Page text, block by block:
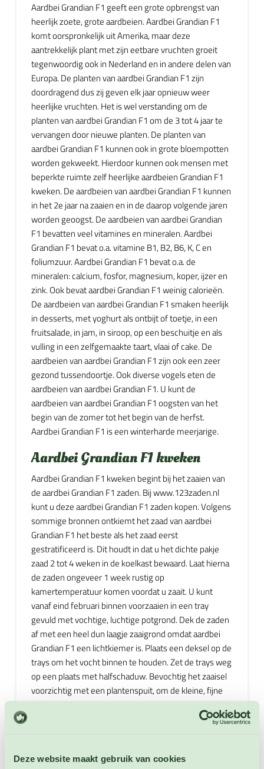
Deze website maakt gebruik van cookies
Aardbei Grandian F1 geeft een grote opbrengst van
heerlijk zoete, grote aardbeien. Aardbei Grandian F1
komt oorspronkelijk uit Amerika, maar deze
aantrekkelijk plant met zijn eetbare vruchten groeit
tegenwoordig ook in Nederland en in andere delen van
Europa. De planten van aardbei Grandian F1 zijn
doordragend dus zij geven elk jaar opnieuw weer
heerlijke vruchten. Het is wel verstanding om de
planten van aardbei Grandian F1 om de 3 tot 4 jaar te
vervangen door nieuwe planten. De planten van
aardbei Grandian F1 kunnen ook in grote bloempotten
worden gekweekt. Hierdoor kunnen ook mensen met
beperkte ruimte zelf heerlijke aardbeien Grandian F1
kweken. De aardbeien van aardbei Grandian F1 kunnen
in het 2e jaar na zaaien en in de daarop volgende jaren
worden geoogst. De aardbeien van aardbei Grandian
F1 bevatten veel vitamines en mineralen. Aardbei
Grandian F1 bevat o.a. vitamine B1, B2, B6, K, C en
foliumzuur. Aardbei Grandian F1 bevat o.a. de
mineralen: calcium, fosfor, magnesium, koper, ijzer en
zink. Ook bevat aardbei Grandian F1 weinig calorieën.
De aardbeien van aardbei Grandian F1 smaken heerlijk
in desserts, met yoghurt als ontbijt of toetje, in een
fruitsalade, in jam, in siroop, op een beschuitje en als
vulling in een zelfgemaakte taart, vlaai of cake. De
aardbeien van aardbei Grandian F1 zijn ook een zeer
gezond tussendoortje. Ook diverse vogels eten de
aardbeien van aardbei Grandian F1. U kunt de
aardbeien van aardbei Grandian F1 oogsten van het
begin van de zomer tot het begin van de herfst.
Aardbei Grandian F1 is een winterharde meerjarige.
Aardbei Grandian F1 kweken
Aardbei Grandian F1 kweken begint bij het zaaien van
de aardbei Grandian F1 zaden. Bij www.123zaden.nl
kunt u deze aardbei Grandian F1 zaden kopen. Volgens
sommige bronnen ontkiemt het zaad van aardbei
Grandian F1 het beste als het zaad eerst
gestratificeerd is. Dit houdt in dat u het dichte pakje
zaad 2 tot 4 weken in de koelkast bewaard. Laat hierna
de zaden ongeveer 1 week rustig op
kamertemperatuur komen voordat u zaait. U kunt
vanaf eind februari binnen voorzaaien in een tray
gevuld met vochtige, luchtige potgrond. Dek de zaden
af met een heel dun laagje zaaigrond omdat aardbei
Grandian F1 een lichtkiemer is. Plaats een deksel op de
trays om het vocht binnen te houden. Zet de trays weg
op een plaats met halfschaduw. Bevochtig het zaaisel
voorzichtig met een plantenspuit, om de kleine, fijne
zaden niet te verstoren. Bij een kiemtemperatuur van
18 tot 20 °C duurt het 15 tot 20 dagen voordat de
nachts niet dalen. Verwijder het deksel zodra de